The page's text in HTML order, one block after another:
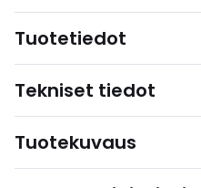
Tuotetiedot
Tekniset tiedot
Tuotekuvaus